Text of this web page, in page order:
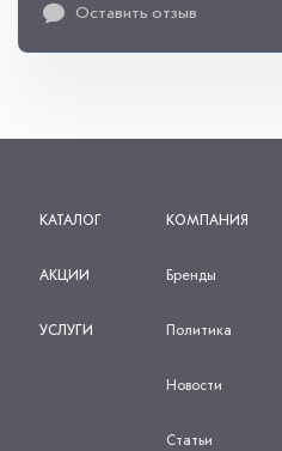
Оставить отзыв
КАТАЛОГ
АКЦИИ
УСЛУГИ
КОМПАНИЯ
Бренды
Политика
Новости
Статьи